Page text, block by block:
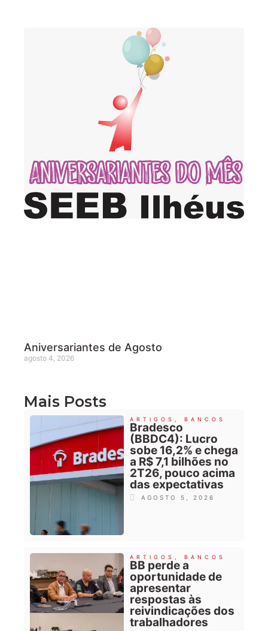
Aniversariantes de Agosto
agosto 4, 2026
Mais Posts
ARTIGOS , BANCOS
Bradesco
(BBDC4): Lucro
sobe 16,2% e chega
a R$ 7,1 bilhões no
2T26, pouco acima
das expectativas
AGOSTO 5, 2026
ARTIGOS , BANCOS
BB perde a
oportunidade de
apresentar
respostas às
reivindicações dos
trabalhadores